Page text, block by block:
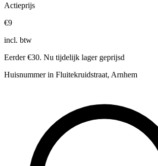
Actieprijs
€9
incl. btw
Eerder €30. Nu tijdelijk lager geprijsd
Huisnummer in Fluitekruidstraat, Arnhem